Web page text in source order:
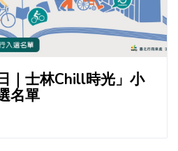
｜士林Chill時光」小
名單